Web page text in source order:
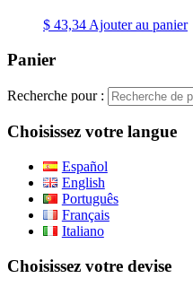
$ 43,34 Ajouter au panier
Panier
Recherche pour :
Choisissez votre langue
Español
English
Português
Français
Italiano
Choisissez votre devise